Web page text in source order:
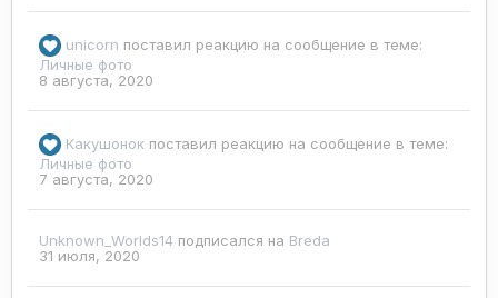
unicorn поставил реакцию на сообщение в теме:
Личные фото
8 августа, 2020
Какушонок поставил реакцию на сообщение в теме:
Личные фото
7 августа, 2020
Unknown_Worlds14 подписался на Breda
31 июля, 2020